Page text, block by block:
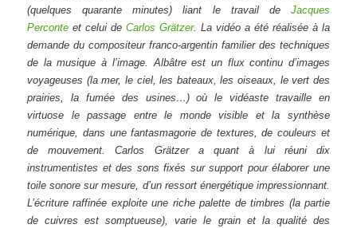
(quelques quarante minutes) liant le travail de Jacques
Perconte et celui deCarlos Grätzer. La vidéo a été réalisée à la
demande du compositeur franco-argentin familier des techniques
de la musique à l’image. Albâtre est un flux continu d’images
voyageuses (la mer, le ciel, les bateaux, les oiseaux, le vert des
prairies, la fumée des usines…) où le vidéaste travaille en
virtuose le passage entre le monde visible et la synthèse
numérique, dans une fantasmagorie de textures, de couleurs et
de mouvement. Carlos Grätzer a quant à lui réuni dix
instrumentistes et des sons fixés sur support pour élaborer une
toile sonore sur mesure, d’un ressort énergétique impressionnant.
L’écriture raffinée exploite une riche palette de timbres (la partie
de cuivres est somptueuse), varie le grain et la qualité des